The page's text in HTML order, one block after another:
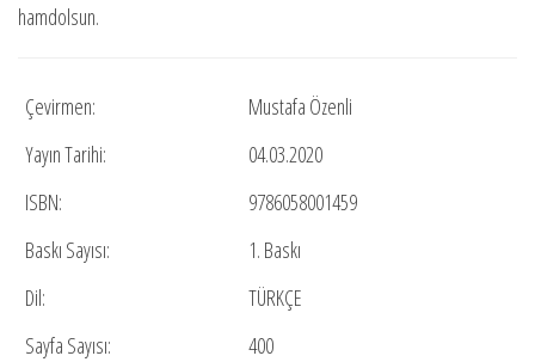
hamdolsun.
Çevirmen:
Mustafa Özenli
Yayın Tarihi:
04.03.2020
ISBN:
9786058001459
Baskı Sayısı:
1. Baskı
Dil:
TÜRKÇE
Sayfa Sayısı:
400